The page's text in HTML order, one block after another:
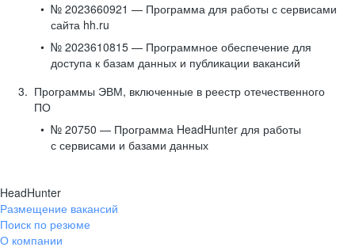
№ 2023660921 — Программа для работы с сервисами
сайта hh.ru
№ 2023610815 — Программное обеспечение для
доступа к базам данных и публикации вакансий
Программы ЭВМ, включенные в реестр отечественного
ПО
№ 20750 — Программа HeadHunter для работы
с сервисами и базами данных
HeadHunter
Размещение вакансий
Поиск по резюме
О компании